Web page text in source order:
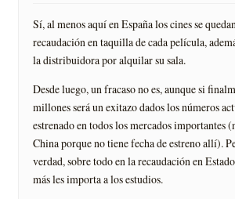
Sí, al menos aquí en España los cines se
recaudación en taquilla de cada película,
la distribuidora por alquilar su sala.
Desde luego, un fracaso no es, aunque si
millones será un exitazo dados los números
estrenado en todos los mercados importantes
China porque no tiene fecha de estreno allí).
verdad, sobre todo en la recaudación en
más les importa a los estudios.